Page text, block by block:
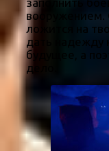
вооружением.
ложится на
дать надежду
будущее, а
дело.